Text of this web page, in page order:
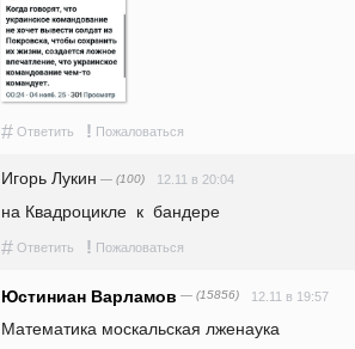
# Ответить ! Пожаловаться
Игорь Лукин — (100) 12.11 в 20:04
на Квадроцикле  к  бандере
# Ответить ! Пожаловаться
Юстиниан Варламов — (15856) 12.11 в 19:57
Математика москальская лженаука